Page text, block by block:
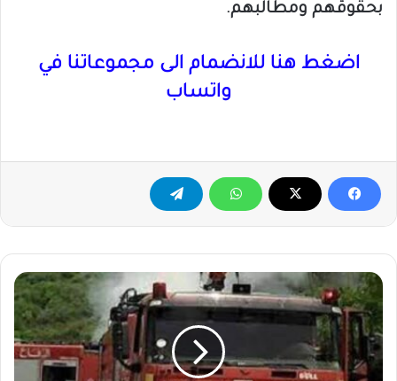
بحقوقهم ومطالبهم.
اضغط هنا للانضمام الى مجموعاتنا في
واتساب
الدفاع
المدني
يتدخل
لإنقاذ
مجمع
ساريا